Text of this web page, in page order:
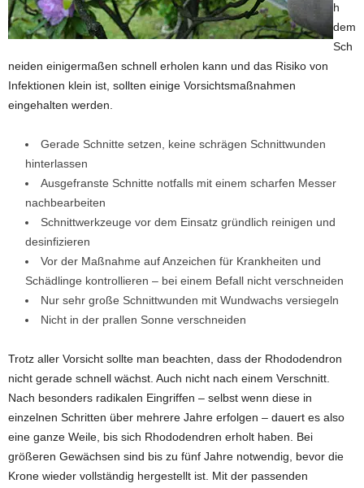
h
dem
Sch
neiden einigermaßen schnell erholen kann und das Risiko von
Infektionen klein ist, sollten einige Vorsichtsmaßnahmen
eingehalten werden.
Gerade Schnitte setzen, keine schrägen Schnittwunden
hinterlassen
Ausgefranste Schnitte notfalls mit einem scharfen Messer
nachbearbeiten
Schnittwerkzeuge vor dem Einsatz gründlich reinigen und
desinfizieren
Vor der Maßnahme auf Anzeichen für Krankheiten und
Schädlinge kontrollieren – bei einem Befall nicht verschneiden
Nur sehr große Schnittwunden mit Wundwachs versiegeln
Nicht in der prallen Sonne verschneiden
Trotz aller Vorsicht sollte man beachten, dass der Rhododendron
nicht gerade schnell wächst. Auch nicht nach einem Verschnitt.
Nach besonders radikalen Eingriffen – selbst wenn diese in
einzelnen Schritten über mehrere Jahre erfolgen – dauert es also
eine ganze Weile, bis sich Rhododendren erholt haben. Bei
größeren Gewächsen sind bis zu fünf Jahre notwendig, bevor die
Krone wieder vollständig hergestellt ist. Mit der passenden